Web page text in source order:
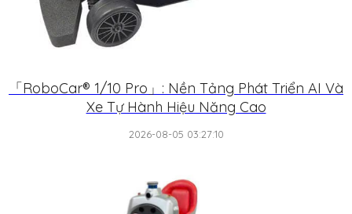
「RoboCar® 1/10 Pro」: Nền Tảng Phát Triển AI Và
Xe Tự Hành Hiệu Năng Cao
2026-08-05 03:27:10